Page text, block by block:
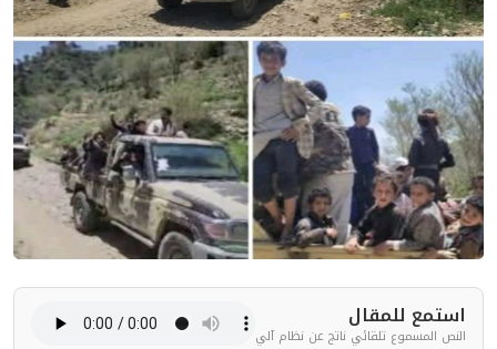
استمع للمقال
النص المسموع تلقائي ناتج عن نظام آلي